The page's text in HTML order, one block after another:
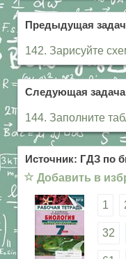
Предыдущая
142. Зарисуйте
Следующая
144. Заполните
Источник: ГДЗ по
☆ Добавить в
1
32